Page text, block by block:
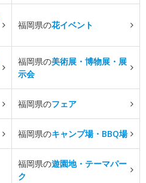
福岡県の花イベント
福岡県の美術展・博物展・展
示会
福岡県のフェア
福岡県のキャンプ場・BBQ場
福岡県の遊園地・テーマパー
ク